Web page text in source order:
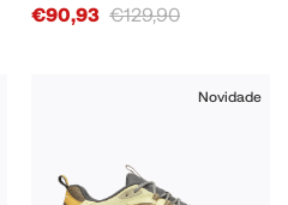
€90,93 €129,90
Novidade